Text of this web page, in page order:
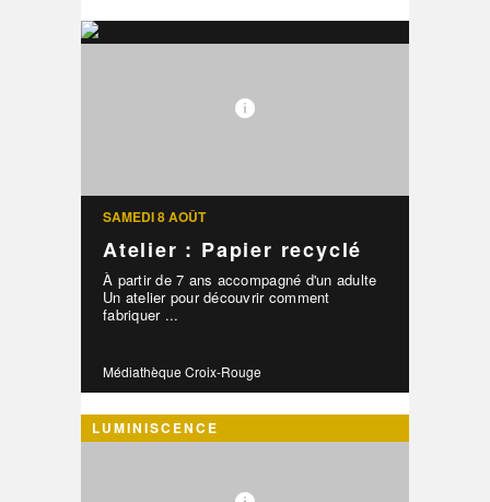
SAMEDI 8 AOÛT
Atelier : Papier recyclé
À partir de 7 ans accompagné d'un adulte
Un atelier pour découvrir comment
fabriquer ...
Médiathèque Croix-Rouge
LUMINISCENCE